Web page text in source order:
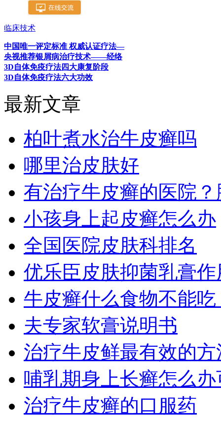
临床技术
中国唯一评定标准 权威认证疗法—
央视推荐银屑病治疗技术——经络
3D自体免疫疗法四大康复阶段
3D自体免疫疗法六大功效
最新文章
柏叶煮水治牛皮癣吗
哪里治皮肤好
有治疗牛皮癣的医院
小孩身上起皮癣怎么办
全国医院皮肤科排名
优乐臣皮肤抑菌乳膏作
牛皮癣什么食物不能吃
夫专家软膏说明书
治疗牛皮鲜最有效的方
哺乳期身上长癣怎么
治疗牛皮癣的口服药